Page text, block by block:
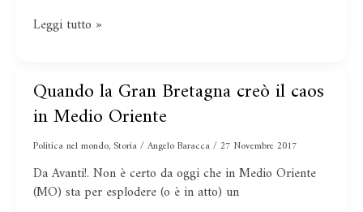
Leggi tutto »
Quando la Gran Bretagna creò il caos
in Medio Oriente
Politica nel mondo, Storia/Angelo Baracca/27 Novembre 2017
Da Avanti!. Non è certo da oggi che in Medio Oriente
(MO) sta per esplodere (o è in atto) un
Quando
la
Gran
Bretagna
creò
il
caos